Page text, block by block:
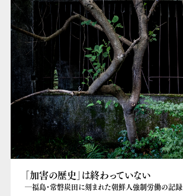
「加害の歴史」は終わっていない
―福島・常磐炭田に刻まれた朝鮮人強制労働の記録